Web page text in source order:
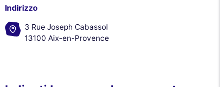
Indirizzo
3 Rue Joseph Cabassol
13100 Aix-en-Provence